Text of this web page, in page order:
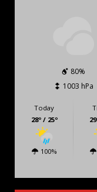
80%
1003 hPa
Today
28º / 25º
100%